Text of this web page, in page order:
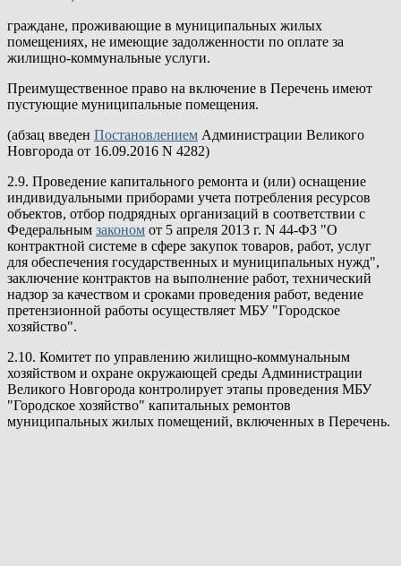
граждане, проживающие в муниципальных жилых
помещениях, не имеющие задолженности по оплате за
жилищно-коммунальные услуги.
Преимущественное право на включение в Перечень имеют
пустующие муниципальные помещения.
(абзац введен Постановлением Администрации Великого
Новгорода от 16.09.2016 N 4282)
2.9. Проведение капитального ремонта и (или) оснащение
индивидуальными приборами учета потребления ресурсов
объектов, отбор подрядных организаций в соответствии с
Федеральным законом от 5 апреля 2013 г. N 44-ФЗ "О
контрактной системе в сфере закупок товаров, работ, услуг
для обеспечения государственных и муниципальных нужд",
заключение контрактов на выполнение работ, технический
надзор за качеством и сроками проведения работ, ведение
претензионной работы осуществляет МБУ "Городское
хозяйство".
2.10. Комитет по управлению жилищно-коммунальным
хозяйством и охране окружающей среды Администрации
Великого Новгорода контролирует этапы проведения МБУ
"Городское хозяйство" капитальных ремонтов
муниципальных жилых помещений, включенных в Перечень.